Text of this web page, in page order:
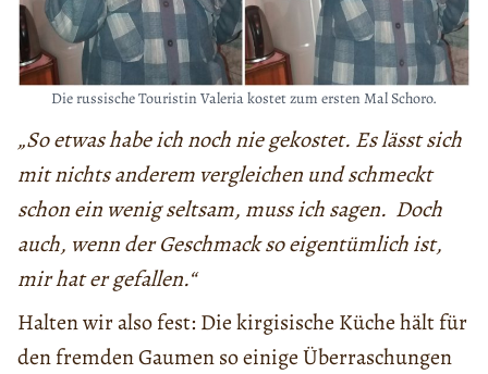
Die russische Touristin Valeria kostet zum ersten Mal Schoro.
„So etwas habe ich noch nie gekostet. Es lässt sich
mit nichts anderem vergleichen und schmeckt
schon ein wenig seltsam, muss ich sagen. Doch
auch, wenn der Geschmack so eigentümlich ist,
mirhatergefallen.“
Halten wir also fest: Die kirgisische Küche hält für
den fremden Gaumen so einige Überraschungen